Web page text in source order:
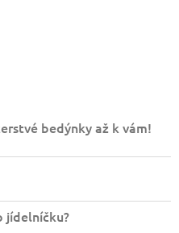
bedýnky až k vám!
jídelníčku?